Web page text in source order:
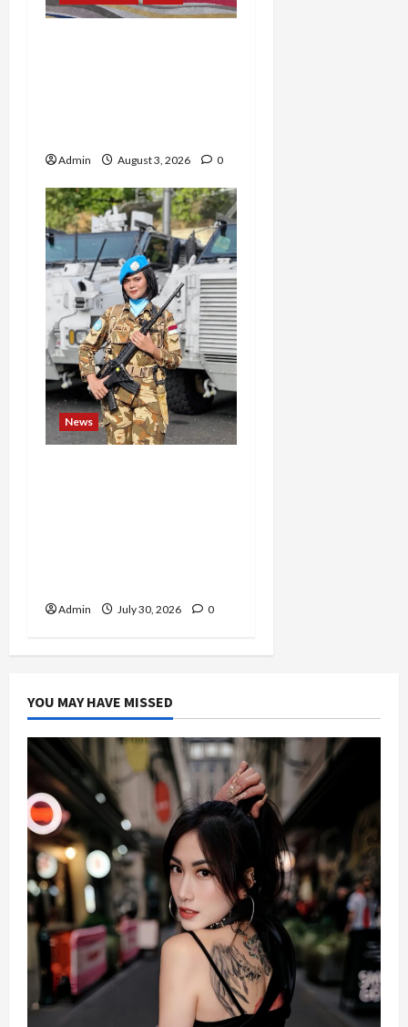
Admin August 3, 2026 0
News
Admin July 30, 2026 0
YOU MAY HAVE MISSED